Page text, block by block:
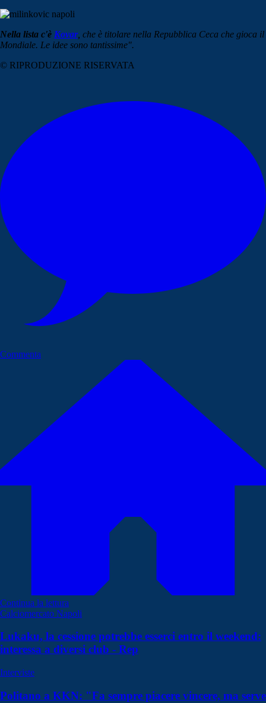
Nella lista c'è Kovar, che è titolare nella Repubblica Ceca che gioca il
Mondiale. Le idee sono tantissime".
© RIPRODUZIONE RISERVATA
Commenta
Continua la lettura
Calciomercato Napoli
Lukaku, la cessione potrebbe esserci entro il weekend:
interessa a diversi club - Rep
Interviste
Politano a KKN: "Fa sempre piacere vincere, ma serve